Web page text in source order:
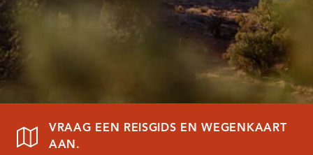
VRAAG EEN REISGIDS EN WEGENKAART
AAN.